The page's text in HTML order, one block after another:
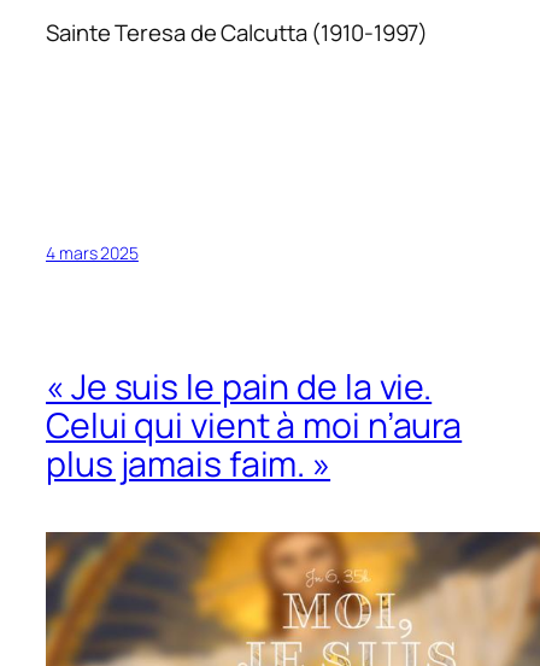
Sainte Teresa de Calcutta (1910-1997)
4 mars 2025
« Je suis le pain de la vie.
Celui qui vient à moi n’aura
plus jamais faim. »